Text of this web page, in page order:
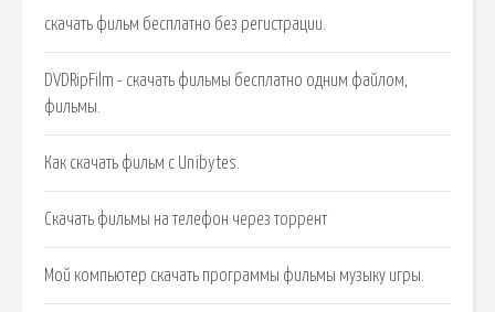
скачать фильм бесплатно без регистрации.
DVDRipFilm - скачать фильмы бесплатно одним файлом,
фильмы.
Как скачать фильм с Unibytes.
Скачать фильмы на телефон через торрент
Мой компьютер скачать программы фильмы музыку игры.